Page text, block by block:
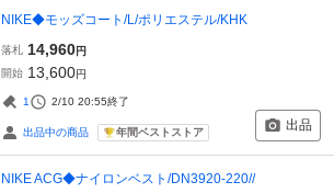
NIKE◆モッズコート/L/ポリエステル/KHK
落札 14,960円
開始 13,600円
1 2/10 20:55終了
出品中の商品 年間ベストストア 出品
NIKE ACG◆ナイロンベスト/DN3920-220//